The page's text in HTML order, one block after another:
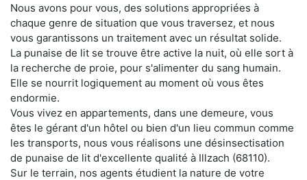
Nous avons pour vous, des solutions appropriées à
chaque genre de situation que vous traversez, et nous
vous garantissons un traitement avec un résultat solide.
La punaise de lit se trouve être active la nuit, où elle sort à
la recherche de proie, pour s'alimenter du sang humain.
Elle se nourrit logiquement au moment où vous êtes
endormie.
Vous vivez en appartements, dans une demeure, vous
êtes le gérant d'un hôtel ou bien d'un lieu commun comme
les transports, nous vous réalisons une désinsectisation
de punaise de lit d'excellente qualité à Illzach (68110).
Sur le terrain, nos agents étudient la nature de votre